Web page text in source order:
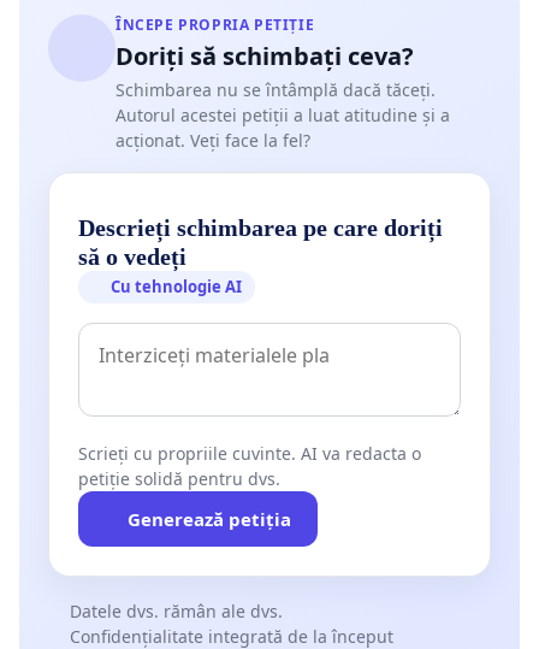
ÎNCEPE PROPRIA PETIȚIE
Doriți să schimbați ceva?
Schimbarea nu se întâmplă dacă tăceți.
Autorul acestei petiții a luat atitudine și a
acționat. Veți face la fel?
Descrieți schimbarea pe care doriți
să o vedeți
Cu tehnologie AI
Scrieți cu propriile cuvinte. AI va redacta o
petiție solidă pentru dvs.
Generează petiția
Datele dvs. rămân ale dvs.
Confidențialitate integrată de la început